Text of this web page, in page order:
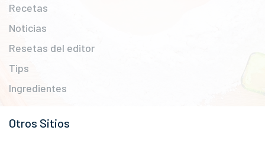
Recetas
Noticias
Resetas del editor
Tips
Ingredientes
Otros Sitios